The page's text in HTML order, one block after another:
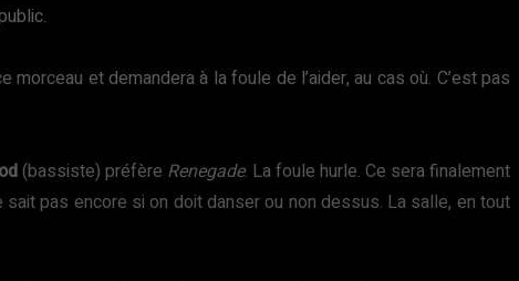
et demandera à la foule de l’aider, au cas où. C’est pas
(bassiste) préfère Renegade. La foule hurle. Ce sera finalement
sait pas encore si on doit danser ou non dessus. La salle, en tout